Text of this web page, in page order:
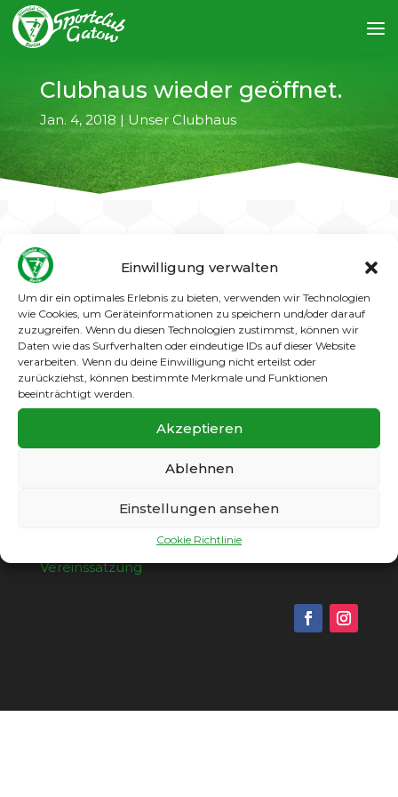
Einwilligung verwalten
Um dir ein optimales Erlebnis zu bieten, verwenden wir Technologien
wie Cookies, um Geräteinformationen zu speichern und/oder darauf
zuzugreifen. Wenn du diesen Technologien zustimmst, können wir
Daten wie das Surfverhalten oder eindeutige IDs auf dieser Website
verarbeiten. Wenn du deine Einwilligung nicht erteilst oder
zurückziehst, können bestimmte Merkmale und Funktionen
beeinträchtigt werden.
Akzeptieren
Ablehnen
Einstellungen ansehen
Cookie Richtlinie
Clubhaus wieder geöffnet.
Jan. 4, 2018 | Unser Clubhaus
←
Am Freitag, 05.01.2018, hat das Clubhaus
wieder geöffnet. Wer also auf ein
„Neujahrsbier“ vorbei kommen möchte…….
Datenschutz|Cookie Richtlinie
Vereinssatzung